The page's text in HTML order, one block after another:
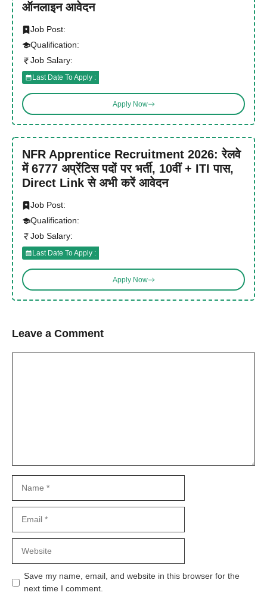
ऑनलाइन आवेदन
Job Post:
Qualification:
Job Salary:
Last Date To Apply :
Apply Now
NFR Apprentice Recruitment 2026: रेलवे
में 6777 अप्रेंटिस पदों पर भर्ती, 10वीं + ITI पास,
Direct Link से अभी करें आवेदन
Job Post:
Qualification:
Job Salary:
Last Date To Apply :
Apply Now
Leave a Comment
Save my name, email, and website in this browser for the
next time I comment.